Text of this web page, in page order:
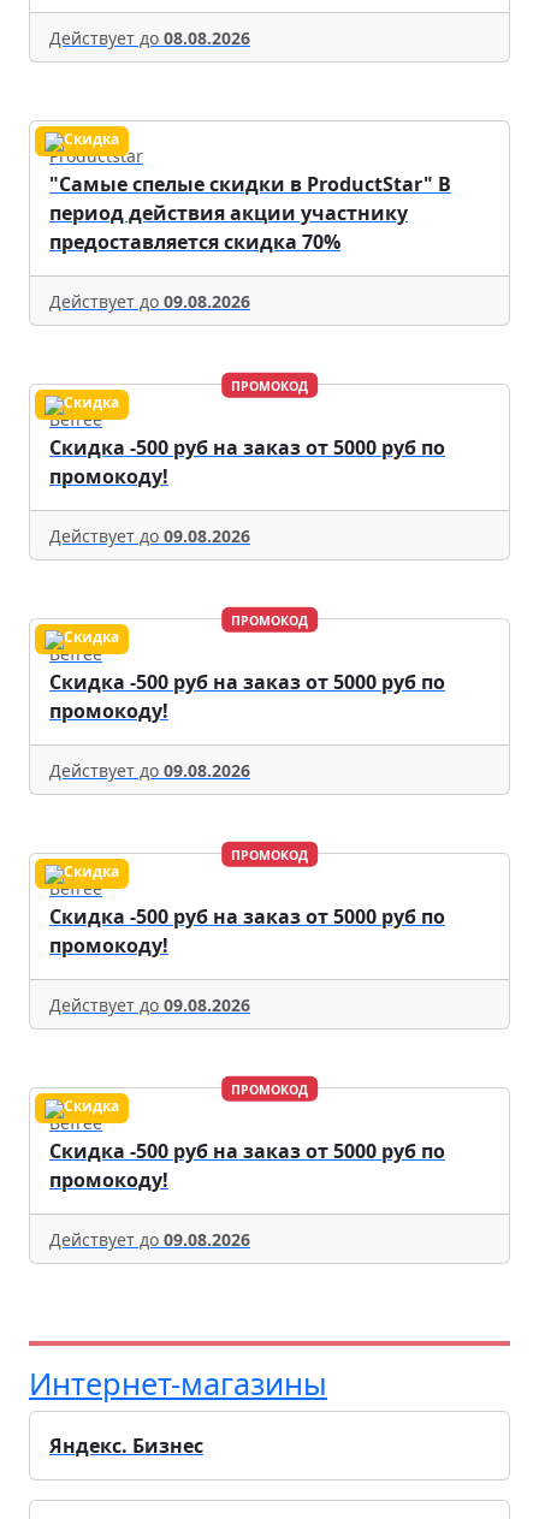
Действует до 08.08.2026
Productstar
"Самые спелые скидки в ProductStar" В
период действия акции участнику
предоставляется скидка 70%
Действует до 09.08.2026
ПРОМОКОД
Befree
Скидка -500 руб на заказ от 5000 руб по
промокоду!
Действует до 09.08.2026
ПРОМОКОД
Befree
Скидка -500 руб на заказ от 5000 руб по
промокоду!
Действует до 09.08.2026
ПРОМОКОД
Befree
Скидка -500 руб на заказ от 5000 руб по
промокоду!
Действует до 09.08.2026
ПРОМОКОД
Befree
Скидка -500 руб на заказ от 5000 руб по
промокоду!
Действует до 09.08.2026
Интернет-магазины
Яндекс. Бизнес